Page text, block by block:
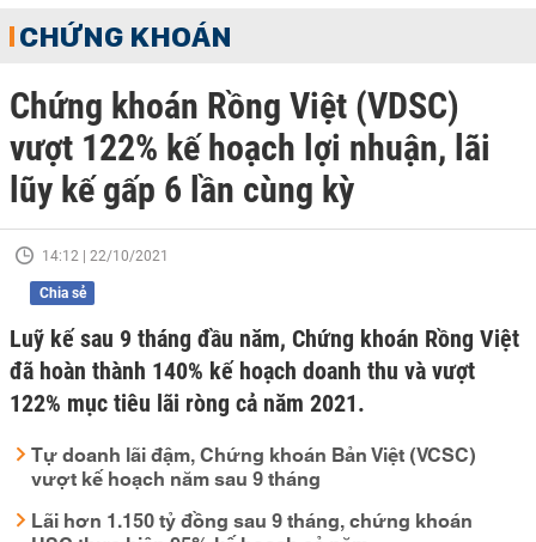
CHỨNG KHOÁN
Chứng khoán Rồng Việt (VDSC)
vượt 122% kế hoạch lợi nhuận, lãi
lũy kế gấp 6 lần cùng kỳ
14:12 | 22/10/2021
Chia sẻ
Luỹ kế sau 9 tháng đầu năm, Chứng khoán Rồng Việt
đã hoàn thành 140% kế hoạch doanh thu và vượt
122% mục tiêu lãi ròng cả năm 2021.
Tự doanh lãi đậm, Chứng khoán Bản Việt (VCSC)
vượt kế hoạch năm sau 9 tháng
Lãi hơn 1.150 tỷ đồng sau 9 tháng, chứng khoán